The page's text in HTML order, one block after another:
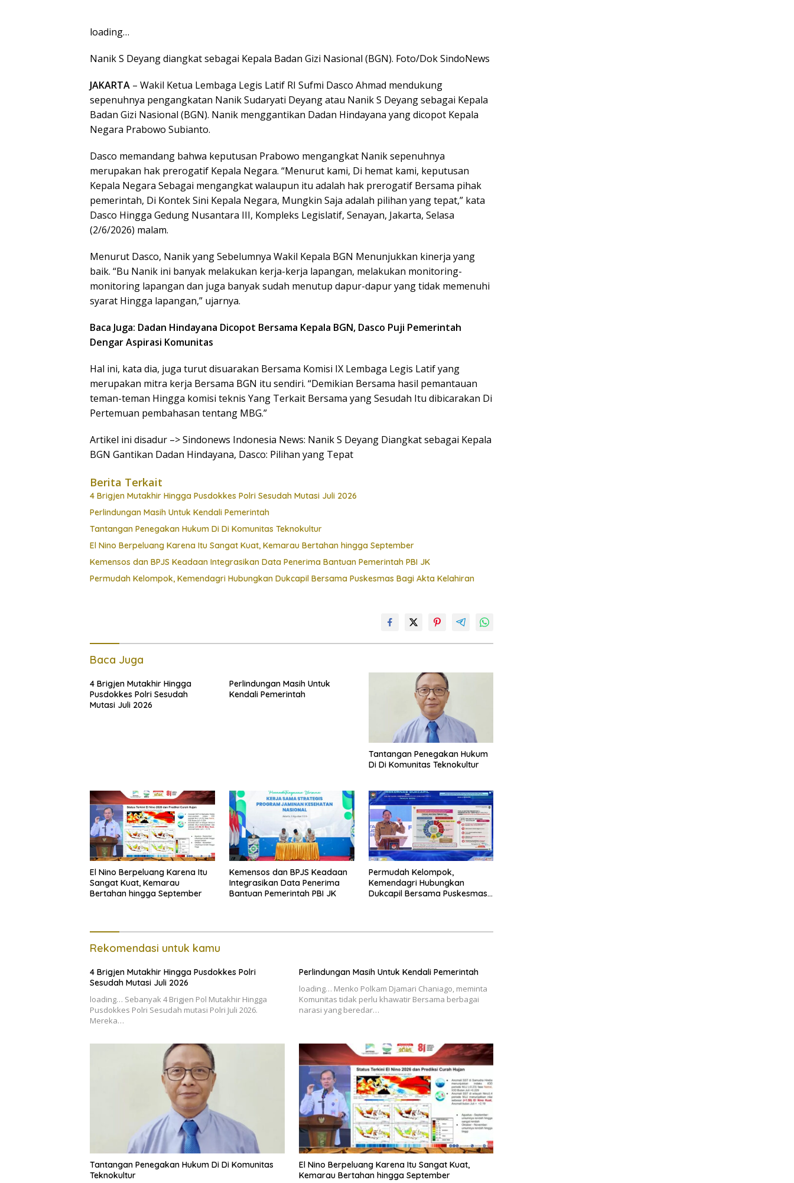
loading…
Nanik S Deyang diangkat sebagai Kepala Badan Gizi Nasional (BGN). Foto/Dok SindoNews
JAKARTA – Wakil Ketua Lembaga Legis Latif RI Sufmi Dasco Ahmad mendukung
sepenuhnya pengangkatan Nanik Sudaryati Deyang atau Nanik S Deyang sebagai Kepala
Badan Gizi Nasional (BGN). Nanik menggantikan Dadan Hindayana yang dicopot Kepala
Negara Prabowo Subianto.
Dasco memandang bahwa keputusan Prabowo mengangkat Nanik sepenuhnya
merupakan hak prerogatif Kepala Negara. “Menurut kami, Di hemat kami, keputusan
Kepala Negara Sebagai mengangkat walaupun itu adalah hak prerogatif Bersama pihak
pemerintah, Di Kontek Sini Kepala Negara, Mungkin Saja adalah pilihan yang tepat,” kata
Dasco Hingga Gedung Nusantara III, Kompleks Legislatif, Senayan, Jakarta, Selasa
(2/6/2026) malam.
Menurut Dasco, Nanik yang Sebelumnya Wakil Kepala BGN Menunjukkan kinerja yang
baik. “Bu Nanik ini banyak melakukan kerja-kerja lapangan, melakukan monitoring-
monitoring lapangan dan juga banyak sudah menutup dapur-dapur yang tidak memenuhi
syarat Hingga lapangan,” ujarnya.
Baca Juga: Dadan Hindayana Dicopot Bersama Kepala BGN, Dasco Puji Pemerintah
Dengar Aspirasi Komunitas
Hal ini, kata dia, juga turut disuarakan Bersama Komisi IX Lembaga Legis Latif yang
merupakan mitra kerja Bersama BGN itu sendiri. “Demikian Bersama hasil pemantauan
teman-teman Hingga komisi teknis Yang Terkait Bersama yang Sesudah Itu dibicarakan Di
Pertemuan pembahasan tentang MBG.”
Artikel ini disadur –> Sindonews Indonesia News: Nanik S Deyang Diangkat sebagai Kepala
BGN Gantikan Dadan Hindayana, Dasco: Pilihan yang Tepat
Berita Terkait
4 Brigjen Mutakhir Hingga Pusdokkes Polri Sesudah Mutasi Juli 2026
Perlindungan Masih Untuk Kendali Pemerintah
Tantangan Penegakan Hukum Di Di Komunitas Teknokultur
El Nino Berpeluang Karena Itu Sangat Kuat, Kemarau Bertahan hingga September
Kemensos dan BPJS Keadaan Integrasikan Data Penerima Bantuan Pemerintah PBI JK
Permudah Kelompok, Kemendagri Hubungkan Dukcapil Bersama Puskesmas Bagi Akta Kelahiran
Baca Juga
4 Brigjen Mutakhir Hingga
Pusdokkes Polri Sesudah
Mutasi Juli 2026
Perlindungan Masih Untuk
Kendali Pemerintah
Tantangan Penegakan Hukum
Di Di Komunitas Teknokultur
El Nino Berpeluang Karena Itu
Sangat Kuat, Kemarau
Bertahan hingga September
Kemensos dan BPJS Keadaan
Integrasikan Data Penerima
Bantuan Pemerintah PBI JK
Permudah Kelompok,
Kemendagri Hubungkan
Dukcapil Bersama Puskesmas
Rekomendasi untuk kamu
4 Brigjen Mutakhir Hingga Pusdokkes Polri
Sesudah Mutasi Juli 2026
loading… Sebanyak 4 Brigjen Pol Mutakhir Hingga
Pusdokkes Polri Sesudah mutasi Polri Juli 2026.
Mereka…
Perlindungan Masih Untuk Kendali Pemerintah
loading… Menko Polkam Djamari Chaniago, meminta
Komunitas tidak perlu khawatir Bersama berbagai
narasi yang beredar…
Tantangan Penegakan Hukum Di Di Komunitas
Teknokultur
El Nino Berpeluang Karena Itu Sangat Kuat,
Kemarau Bertahan hingga September